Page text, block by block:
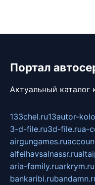
Портал
Актуальный
133chel.ru13autor-
3-d-file.ru3d-file.rua-
airgungames.ru
alfeihavsalnassr.ru
aria-family.ruarkrym.ru
bankaribi.ru